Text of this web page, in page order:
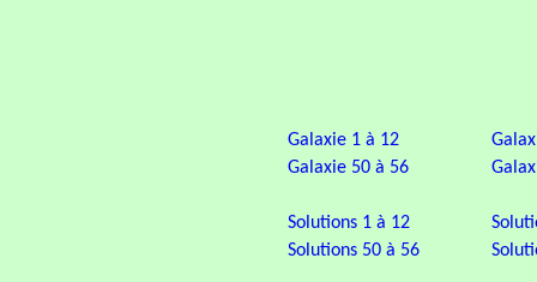
Galaxie 1 à 12
Galaxie 50 à 56
Solutions 1 à 12
Solutions 50 à 56